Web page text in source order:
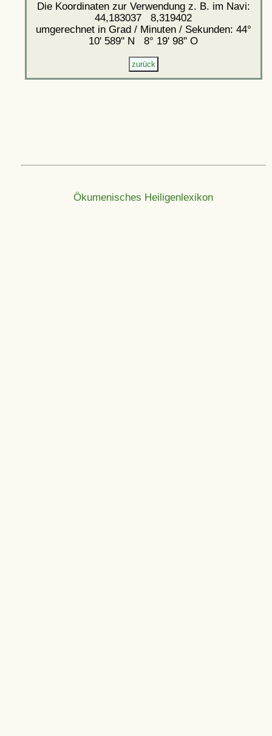
Die Koordinaten zur Verwendung z. B. im Navi:
44,183037 8,319402
umgerechnet in Grad / Minuten / Sekunden: 44°
10' 589'' N 8° 19' 98'' O
Ökumenisches Heiligenlexikon